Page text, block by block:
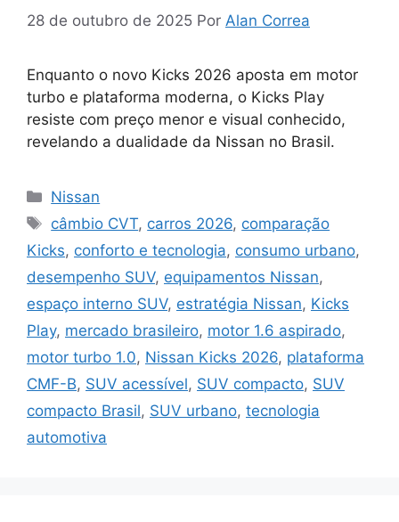
28 de outubro de 2025 Por Alan Correa
Enquanto o novo Kicks 2026 aposta em motor
turbo e plataforma moderna, o Kicks Play
resiste com preço menor e visual conhecido,
revelando a dualidade da Nissan no Brasil.
Categorias
Nissan
Tags
câmbio CVT, carros 2026, comparação
Kicks, conforto e tecnologia, consumo urbano,
desempenho SUV, equipamentos Nissan,
espaço interno SUV, estratégia Nissan, Kicks
Play, mercado brasileiro, motor 1.6 aspirado,
motor turbo 1.0, Nissan Kicks 2026, plataforma
CMF-B, SUV acessível, SUV compacto, SUV
compacto Brasil, SUV urbano, tecnologia
automotiva